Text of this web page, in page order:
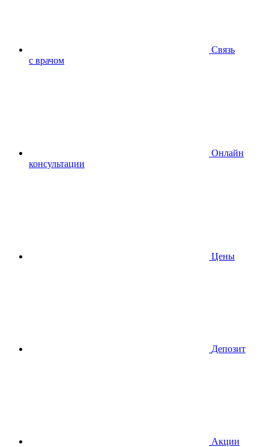
Связь
с врачом
Онлайн
консультации
Цены
Депозит
Акции